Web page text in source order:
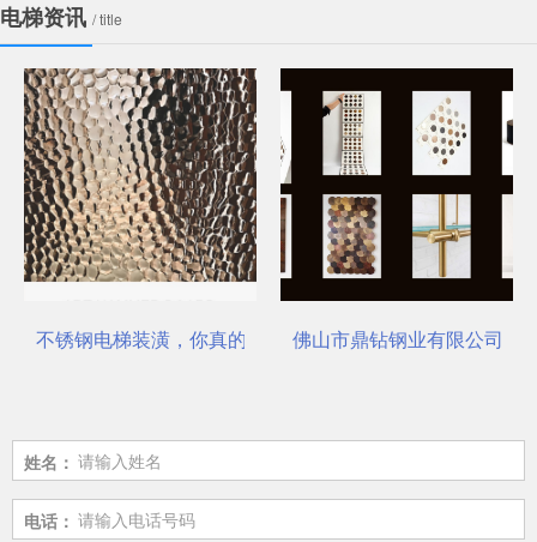
电梯资讯 / title
不锈钢电梯装潢，你真的选对了吗？佛山市鼎钻钢业有限公司，
姓名：
电话：